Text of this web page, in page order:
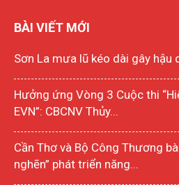
BÀI VIẾT MỚI
Sơn La mưa lũ kéo dài gây hậu
Hưởng ứng Vòng 3 Cuộc thi
EVN”: CBCNV Thủy...
Cần Thơ và Bộ Công Thương
nghẽn” phát triển năng...